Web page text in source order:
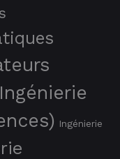
Ingénierie
Ingénierie